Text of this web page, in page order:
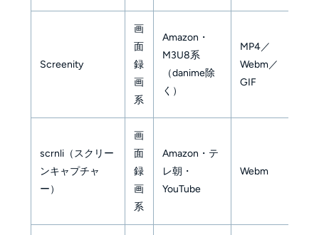
Screenity
画
面
録
画
系
Amazon・
M3U8系
（danime除
く）
MP4／
Webm／
GIF
scrnli（スクリー
ンキャプチャ
ー）
画
面
録
画
系
Amazon・テ
レ朝・
YouTube
Webm